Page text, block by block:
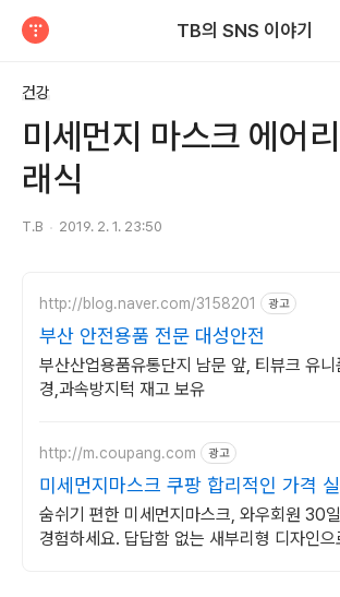
TB의 SNS 이야기
건강
미세먼지 마스크 에어
래식
T.B 2019. 2. 1. 23:50
http://blog.naver.com/3158201 광고
부산 안전용품 전문 대성안전
부산산업용품유통단지 남문 앞, 티뷰크 유
경,과속방지턱 재고 보유
http://m.coupang.com 광고
미세먼지마스크 쿠팡 합리적인 가격
숨쉬기 편한 미세먼지마스크, 와우회원 30
경험하세요. 답답함 없는 새부리형 디자인